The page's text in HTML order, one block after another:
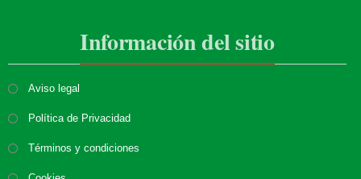
Información del sitio
Aviso legal
Política de Privacidad
Términos y condiciones